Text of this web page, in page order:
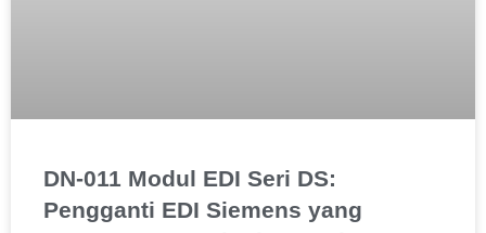
DN-011 Modul EDI Seri DS:
Pengganti EDI Siemens yang